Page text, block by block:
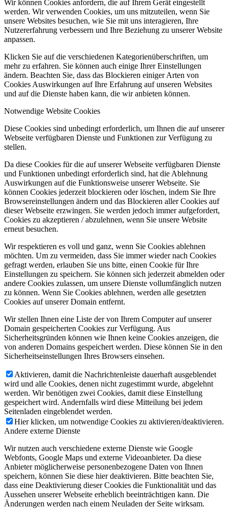
Wir können Cookies anfordern, die auf Ihrem Gerät eingestellt
werden. Wir verwenden Cookies, um uns mitzuteilen, wenn Sie
unsere Websites besuchen, wie Sie mit uns interagieren, Ihre
Nutzererfahrung verbessern und Ihre Beziehung zu unserer Website
anpassen.
Klicken Sie auf die verschiedenen Kategorienüberschriften, um
mehr zu erfahren. Sie können auch einige Ihrer Einstellungen
ändern. Beachten Sie, dass das Blockieren einiger Arten von
Cookies Auswirkungen auf Ihre Erfahrung auf unseren Websites
und auf die Dienste haben kann, die wir anbieten können.
Notwendige Website Cookies
Diese Cookies sind unbedingt erforderlich, um Ihnen die auf unserer
Webseite verfügbaren Dienste und Funktionen zur Verfügung zu
stellen.
Da diese Cookies für die auf unserer Webseite verfügbaren Dienste
und Funktionen unbedingt erforderlich sind, hat die Ablehnung
Auswirkungen auf die Funktionsweise unserer Webseite. Sie
können Cookies jederzeit blockieren oder löschen, indem Sie Ihre
Browsereinstellungen ändern und das Blockieren aller Cookies auf
dieser Webseite erzwingen. Sie werden jedoch immer aufgefordert,
Cookies zu akzeptieren / abzulehnen, wenn Sie unsere Website
erneut besuchen.
Wir respektieren es voll und ganz, wenn Sie Cookies ablehnen
möchten. Um zu vermeiden, dass Sie immer wieder nach Cookies
gefragt werden, erlauben Sie uns bitte, einen Cookie für Ihre
Einstellungen zu speichern. Sie können sich jederzeit abmelden oder
andere Cookies zulassen, um unsere Dienste vollumfänglich nutzen
zu können. Wenn Sie Cookies ablehnen, werden alle gesetzten
Cookies auf unserer Domain entfernt.
Wir stellen Ihnen eine Liste der von Ihrem Computer auf unserer
Domain gespeicherten Cookies zur Verfügung. Aus
Sicherheitsgründen können wie Ihnen keine Cookies anzeigen, die
von anderen Domains gespeichert werden. Diese können Sie in den
Sicherheitseinstellungen Ihres Browsers einsehen.
Aktivieren, damit die Nachrichtenleiste dauerhaft ausgeblendet
wird und alle Cookies, denen nicht zugestimmt wurde, abgelehnt
werden. Wir benötigen zwei Cookies, damit diese Einstellung
gespeichert wird. Andernfalls wird diese Mitteilung bei jedem
Seitenladen eingeblendet werden.
Hier klicken, um notwendige Cookies zu aktivieren/deaktivieren.
Andere externe Dienste
Wir nutzen auch verschiedene externe Dienste wie Google
Webfonts, Google Maps und externe Videoanbieter. Da diese
Anbieter möglicherweise personenbezogene Daten von Ihnen
speichern, können Sie diese hier deaktivieren. Bitte beachten Sie,
dass eine Deaktivierung dieser Cookies die Funktionalität und das
Aussehen unserer Webseite erheblich beeinträchtigen kann. Die
Änderungen werden nach einem Neuladen der Seite wirksam.